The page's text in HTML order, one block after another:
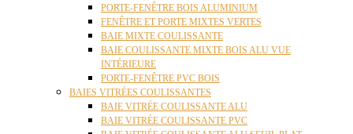
PORTE-FENÊTRE BOIS ALUMINIUM
FENÊTRE ET PORTE MIXTES VERTES
BAIE MIXTE COULISSANTE
BAIE COULISSANTE MIXTE BOIS ALU VUE
INTÉRIEURE
PORTE-FENÊTRE PVC BOIS
BAIES VITRÉES COULISSANTES
BAIE VITRÉE COULISSANTE ALU
BAIE VITRÉE COULISSANTE PVC